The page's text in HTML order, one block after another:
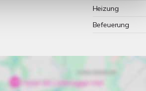
Heizung
Befeuerung